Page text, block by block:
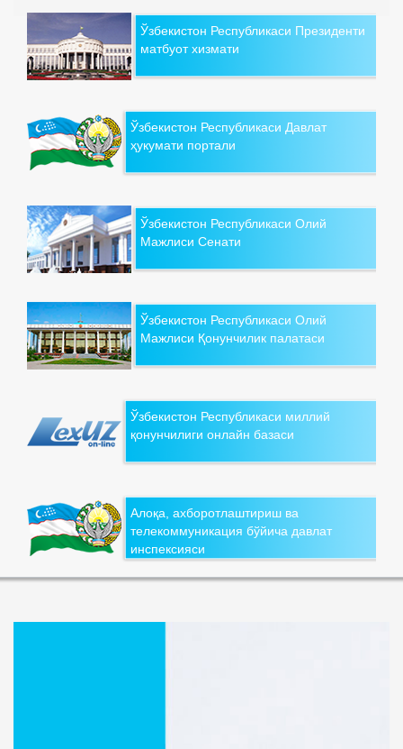
Ўзбекистон Республикаси Президенти
матбуот хизмати
Ўзбекистон Республикаси Давлат
ҳукумати портали
Ўзбекистон Республикаси Олий
Мажлиси Сенати
Ўзбекистон Республикаси Олий
Мажлиси Қонунчилик палатаси
Ўзбекистон Республикаси миллий
қонунчилиги онлайн базаси
Алоқа, ахборотлаштириш ва
телекоммуникация бўйича давлат
инспексияси